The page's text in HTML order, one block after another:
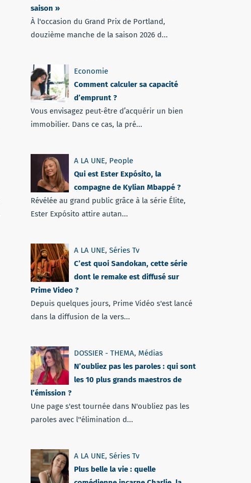
saison »
À l'occasion du Grand Prix de Portland,
douzième manche de la saison 2026 d...
Economie
Comment calculer sa capacité
d’emprunt ?
Vous envisagez peut-être d’acquérir un bien
immobilier. Dans ce cas, la pré...
A LA UNE, People
Qui est Ester Expósito, la
compagne de Kylian Mbappé ?
Révélée au grand public grâce à la série Élite,
Ester Expósito attire autan...
A LA UNE, Séries Tv
C’est quoi Sandokan, cette série
dont le remake est diffusé sur
Prime Video ?
Depuis quelques jours, Prime Vidéo s'est lancé
dans la diffusion de la vers...
DOSSIER - THEMA, Médias
N’oubliez pas les paroles : qui sont
les 10 plus grands maestros de
l’émission ?
Une page s'est tournée dans N'oubliez pas les
paroles avec l''élimination d...
A LA UNE, Séries Tv
Plus belle la vie : quelle